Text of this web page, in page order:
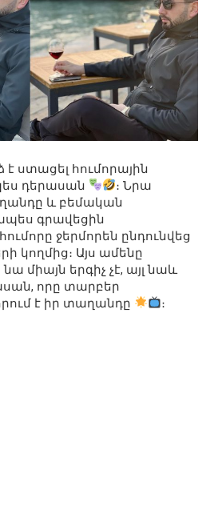
ստացել հումորային
դերասան
։ Նրա
և բեմական
գրավեցին
ջերմորեն ընդունվեց
կողմից։ Այս ամենը
միայն երգիչ չէ, այլ նաև
որը տարբեր
է իր տաղանդը
։